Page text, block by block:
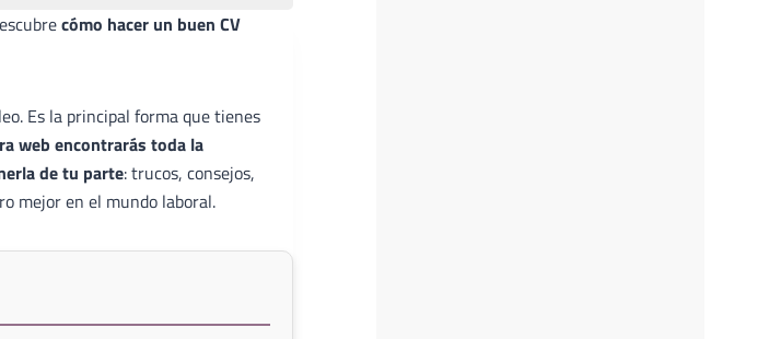
cómo hacer un buen CV
Es la principal forma que tienes
web encontrarás toda la
de tu parte: trucos, consejos,
mejor en el mundo laboral.